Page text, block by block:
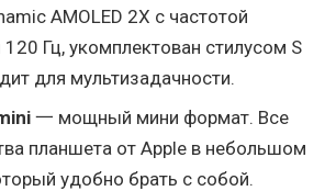
AMOLED 2X с частотой
Гц, укомплектован стилусом S
для мультизадачности.
一 мощный мини формат. Все
планшета от Apple в небольшом
удобно брать с собой.